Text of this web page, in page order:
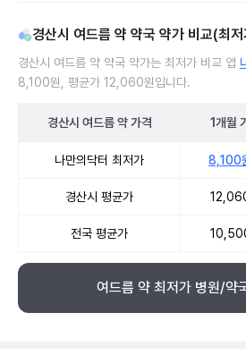
경산시 여드름 약 약국 약가 비교(최
경산시 여드름 약 약국 약가는 최저가 비교 앱
8,100원, 평균가 12,060원입니다.
경산시 여드름 약가격 1개월
나만의닥터 최저가 8,100
경산시 평균가
전국 평균가
여드름 약 최저가 병원/약